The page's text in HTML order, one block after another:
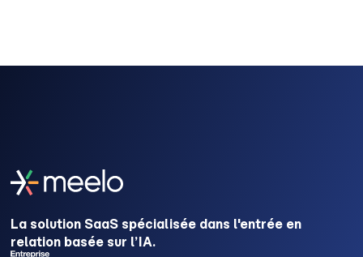
La solution SaaS spécialisée dans l'entrée en
relation basée sur l’IA.